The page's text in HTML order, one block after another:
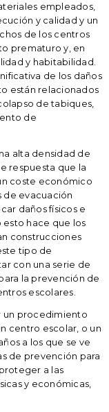
empleados,
y calidad y un
de los centros
prematuro y, en
y habitabilidad.
de los daños
están relacionados
de tabiques,
de
alta densidad de
respuesta que la
coste económico
de evacuación
daños físicos e
esto hace que los
construcciones
tipo de
con una serie de
la prevención de
escolares.
un procedimiento
centro escolar, o un
a los que se ve
de prevención para
a las
y económicas,